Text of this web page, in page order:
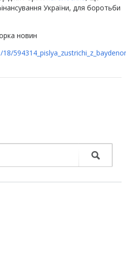
України, для боротьби
новин